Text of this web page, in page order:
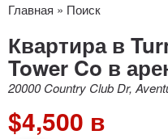
Главная » Поиск
Квартира в
Tower Co в
20000 Country Club Dr,
$4,500 в